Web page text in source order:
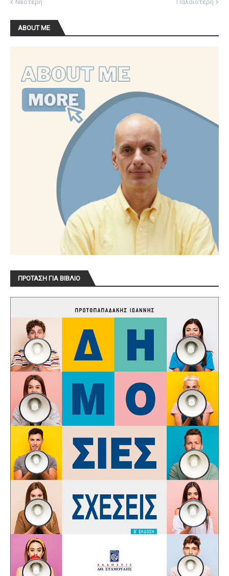
Νεότερη Παλαιότερη
ABOUT ME
ΠΡΟΤΑΣΗ ΓΙΑ ΒΙΒΛΙΟ